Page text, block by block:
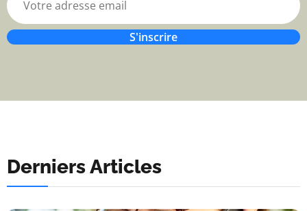
S'inscrire
Derniers Articles